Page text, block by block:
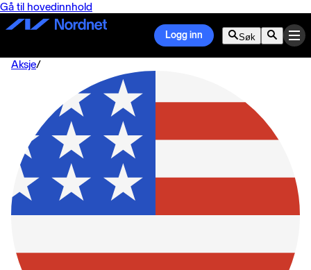
Gå til hovedinnhold
Logg inn Søk
Aksje/